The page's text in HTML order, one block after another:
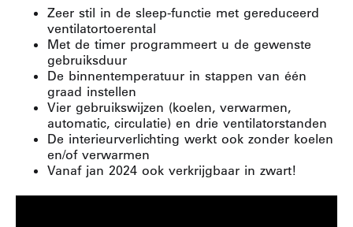
Zeer stil in de sleep-functie met gereduceerd
ventilatortoerental
Met de timer programmeert u de gewenste
gebruiksduur
De binnentemperatuur in stappen van één
graad instellen
Vier gebruikswijzen (koelen, verwarmen,
automatic, circulatie) en drie ventilatorstanden
De interieurverlichting werkt ook zonder koelen
en/of verwarmen
Vanaf jan 2024 ook verkrijgbaar in zwart!